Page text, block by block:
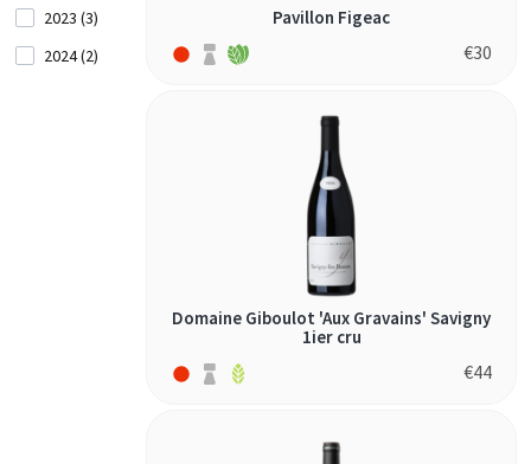
Slowenien
2023 (3)
2024 (2)
Pavillon Figeac
€30
Domaine Giboulot 'Aux Gravains' Savigny
1ier cru
€44